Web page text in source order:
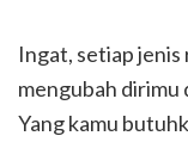
Ingat, setiap
mengubah
Yang kamu